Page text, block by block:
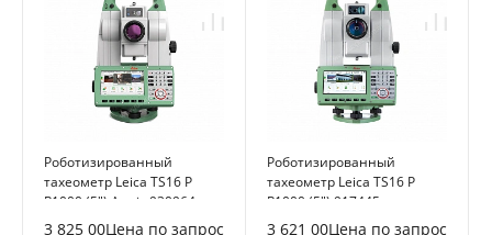
Роботизированный
тахеометр Leica TS16 P
R1000 (5") Arctic 930964
3 825 00Цена по запрос
Роботизированный
тахеометр Leica TS16 P
R1000 (5") 917445
3 621 00Цена по запрос